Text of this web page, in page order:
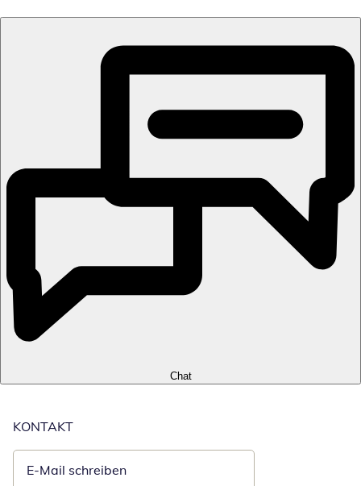
Chat
KONTAKT
E-Mail schreiben
Öffnet E-Mail-Client